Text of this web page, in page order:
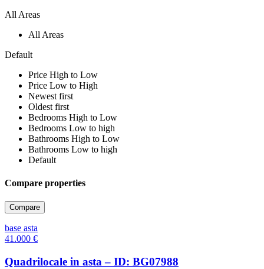
All Areas
All Areas
Default
Price High to Low
Price Low to High
Newest first
Oldest first
Bedrooms High to Low
Bedrooms Low to high
Bathrooms High to Low
Bathrooms Low to high
Default
Compare properties
Compare
base asta
41.000 €
Quadrilocale in asta – ID: BG07988